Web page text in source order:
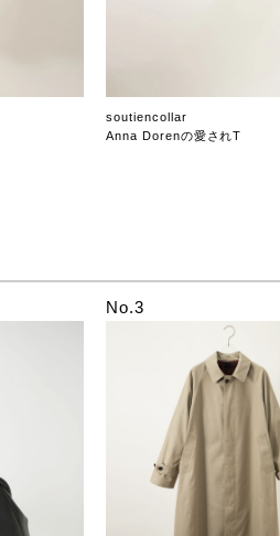
soutiencollar
Anna Dorenの愛されT
No.3